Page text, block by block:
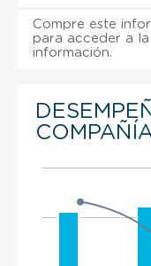
Compre este
para acceder a la
información.